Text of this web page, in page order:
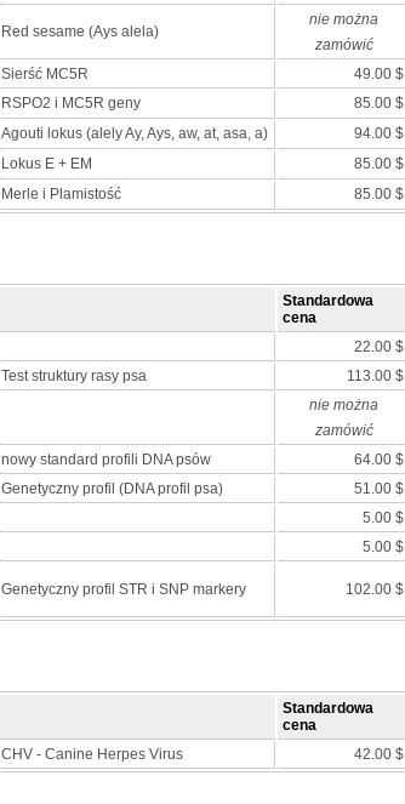
Red sesame (Ays alela)
nie można
zamówić
Sierść MC5R 49.00 $
RSPO2 i MC5R geny 85.00 $
Agouti lokus (alely Ay, Ays, aw, at, asa, a) 94.00 $
Lokus E + EM 85.00 $
Merle i Plamistość 85.00 $
Standardowa
cena
22.00 $
Test struktury rasy psa 113.00 $
nie można
zamówić
nowy standard profili DNA psów
64.00 $
Genetyczny profil (DNA profil psa)
51.00 $
5.00 $
5.00 $
Genetyczny profil STR i SNP markery 102.00 $
Standardowa
cena
CHV - Canine Herpes Virus 42.00 $